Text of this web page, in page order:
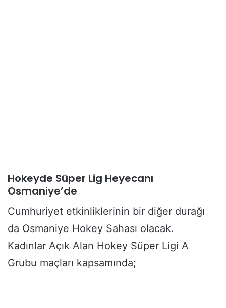
Hokeyde Süper Lig Heyecanı
Osmaniye’de
Cumhuriyet etkinliklerinin bir diğer durağı
da Osmaniye Hokey Sahası olacak.
Kadınlar Açık Alan Hokey Süper Ligi A
Grubu maçları kapsamında;